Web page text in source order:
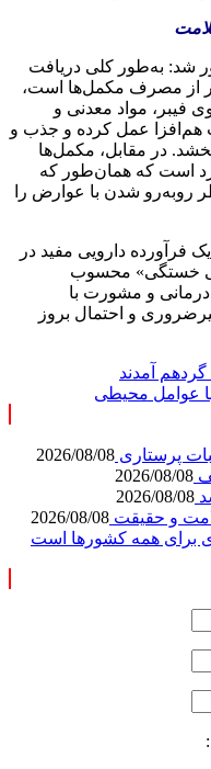
شد: به‌طور کلی دریافت
از مصرف مکمل‌ها است،
فیبر، مواد معدنی و
هم‌افزا عمل کرده و جذب و
در مقابل، مکمل‌ها
است که همان‌طور که
شدن با عوارض را
فرآورده دارویی مفید در
خستگی» محسوب
و مشورت با
و احتمال بروز
گردهم آمدند
پرستاری 2026/08/08
2026/08/08
2026/08/08
و حقیقت 2026/08/08
برای همه کشورها است